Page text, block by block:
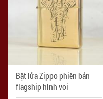
Bật lửa Zippo phiên bản
flagship hình voi